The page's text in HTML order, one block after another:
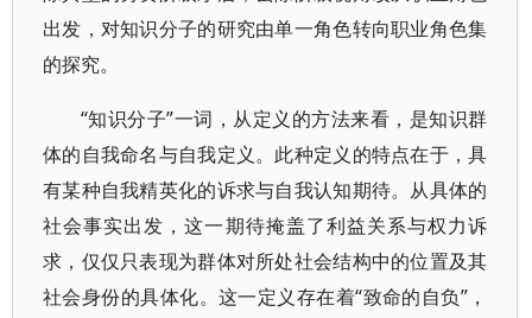
出发，对知识分子的研究由单一角色转向职业角色集
的探究。
“知识分子”一词，从定义的方法来看，是知识群
体的自我命名与自我定义。此种定义的特点在于，具
有某种自我精英化的诉求与自我认知期待。从具体的
社会事实出发，这一期待掩盖了利益关系与权力诉
求，仅仅只表现为群体对所处社会结构中的位置及其
社会身份的具体化。这一定义存在着“致命的自负”，